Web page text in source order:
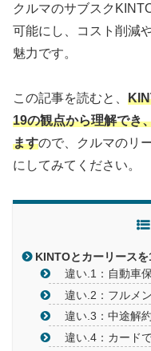
クルマのサブスク
可能にし、コスト削減
魅力です。
この記事を読むと、
19の観点から理解でき
ますので、クルマのリ
にしてみてください。
KINTOとカーリース
違い.1：自動車
違い.2：フルメ
違い.3：中途解
違い.4：カード